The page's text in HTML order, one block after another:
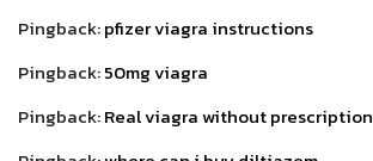
Pingback:pfizer viagra instructions
Pingback:50mg viagra
Pingback:Real viagra without prescription